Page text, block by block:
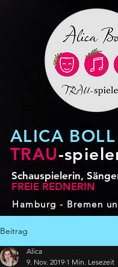
ALICA
TRAU-
Schauspielerin,
FREIE REDNERIN
Hamburg - Bremen
Beitrag
Alica
9. Nov. 2019 1 Min. Lesezeit